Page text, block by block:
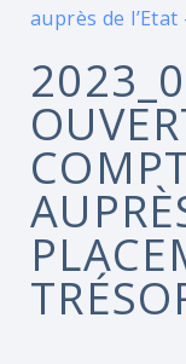
auprès de